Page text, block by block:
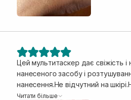
Цей мультитаскер дає свіжість і
нанесеного засобу і
нанесення.Не відчутний на
виглядає.Основа самого засобу
Читати більше